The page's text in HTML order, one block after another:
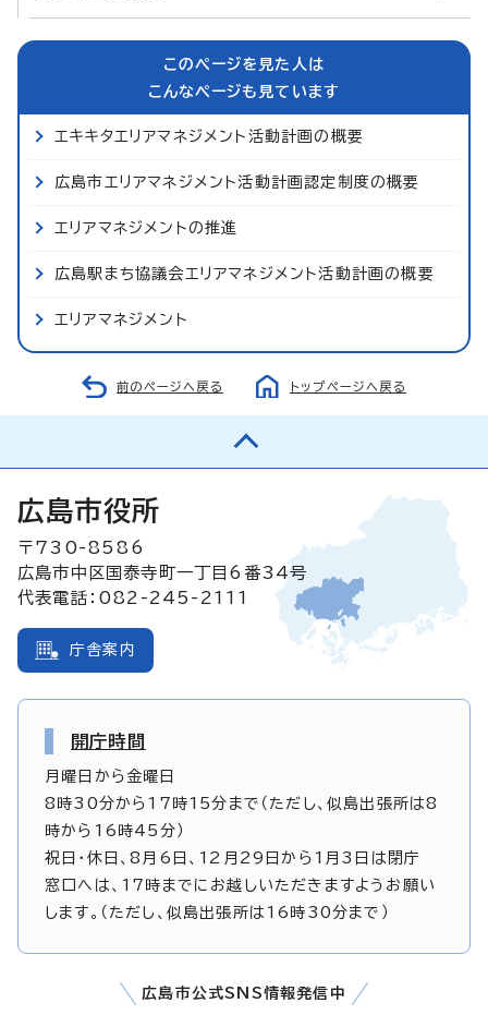
このページを見た人は
こんなページも見ています
エキキタエリアマネジメント活動計画の概要
広島市エリアマネジメント活動計画認定制度の概要
エリアマネジメントの推進
広島駅まち協議会エリアマネジメント活動計画の概要
エリアマネジメント
前のページへ戻る トップページへ戻る
広島市役所
〒730-8586
広島市中区国泰寺町一丁目6番34号
代表電話：082-245-2111
庁舎案内
開庁時間
月曜日から金曜日
8時30分から17時15分まで（ただし、似島出張所は8
時から16時45分）
祝日・休日、8月6日、12月29日から1月3日は閉庁
窓口へは、17時までにお越しいただきますようお願い
します。（ただし、似島出張所は16時30分まで）
広島市公式SNS情報発信中